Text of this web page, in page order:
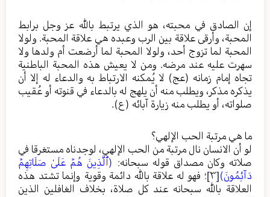
إن الصادق في محبته، هو الذي يرتبط بالله عز وجل برابط
المحبة، وأرقى علاقة بين الرب وعبده هي علاقة المحبة. ولولا
المحبة لما تزوج أحد، ولولا المحبة لما أرضعت أم ولدها ولا
سهرت عليه عند مرضه. ومن لا يعيش هذه المحبة الباطنية
تجاه إمام زمانه (عج) لا يُمكنه الارتباط به والدعاء له إلا أن
يذكره مذكر، ويطلب منه أن يلهج له بالدعاء في قنوته أو عُقيب
صلواته، أو يطلب منه زيارة آبائه (ع).
ما هي مرتبة الحب الإلهي؟
لو أن الانسان نال مرتبة من الحب الإلهي، لوجدناه مستغرقا في
صلاته وكان مصداق قوله سبحانه: (ٱلَّذِينَ هُمۡ عَلَىٰ صَلَاتِهِمۡ
دَآئِمُونَ)[٣]
؛ فهو له علاقة بالله دائمة وقوية وإنما تشتد هذه
العلاقة بالله سبحانه عند كل صلاة، بخلاف الغافلين الذين